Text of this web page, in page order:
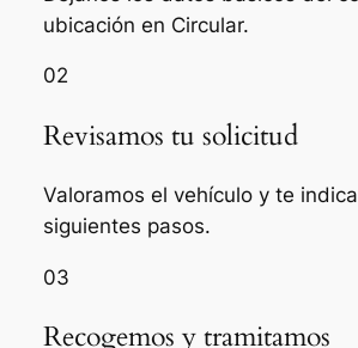
ubicación en Circular.
02
Revisamos tu solicitud
Valoramos el vehículo y te
siguientes pasos.
03
Recogemos y tramitamos